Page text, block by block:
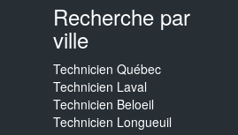
Recherche par
ville
Technicien Québec
Technicien Laval
Technicien Beloeil
Technicien Longueuil